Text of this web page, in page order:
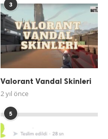
3
Valorant Vandal Skinleri
2 yıl önce
5